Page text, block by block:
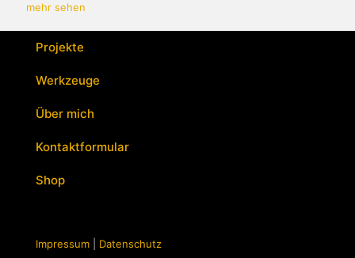
mehr sehen
Projekte
Werkzeuge
Über mich
Kontaktformular
Shop
Impressum Datenschutz